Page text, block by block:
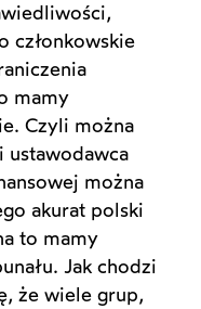
członkowskie
mamy
Czyli można
można
akurat polski
to mamy
Jak chodzi
że wiele grup,